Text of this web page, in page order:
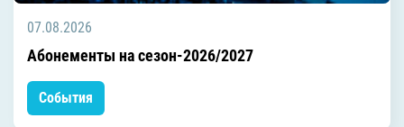
07.08.2026
Абонементы на сезон-2026/2027
События